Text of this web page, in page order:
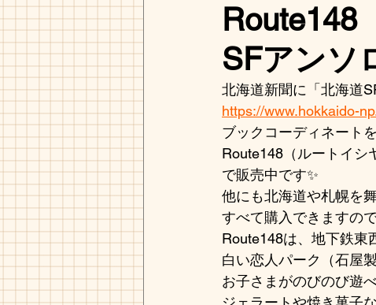
Route148
SFアンソ
北海道新聞に「北海道
https://www.hokkaido-
ブックコーディネート
Route148（ルートイシ
で販売中です✨
他にも北海道や札幌を
すべて購入できますの
Route148は、地下鉄東
白い恋人パーク（石屋
お子さまがのびのび遊